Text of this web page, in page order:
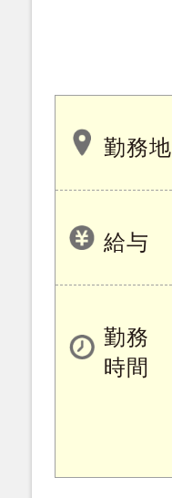
勤務地
給与
勤務
時間